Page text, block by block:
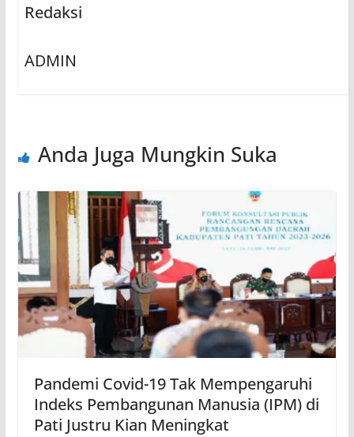
Redaksi
ADMIN
Anda Juga Mungkin Suka
Pandemi Covid-19 Tak Mempengaruhi
Indeks Pembangunan Manusia (IPM) di
Pati Justru Kian Meningkat